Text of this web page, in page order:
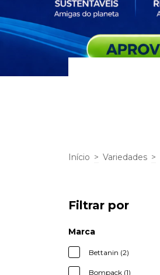
Início > Variedades >
Filtrar por
Marca
Bettanin (2)
Bompack (1)